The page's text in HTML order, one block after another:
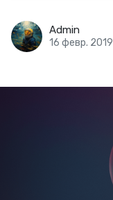
Admin
16 февр. 2019